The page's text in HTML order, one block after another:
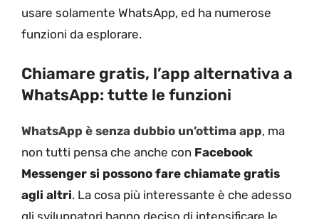
usare solamente WhatsApp, ed ha numerose
funzioni da esplorare.
Chiamare gratis, l’app alternativa a
WhatsApp: tutte le funzioni
WhatsApp è senza dubbio un’ottima app, ma
non tutti pensa che anche con Facebook
Messenger si possono fare chiamate gratis
agli altri. La cosa più interessante è che adesso
gli sviluppatori hanno deciso di intensificare le